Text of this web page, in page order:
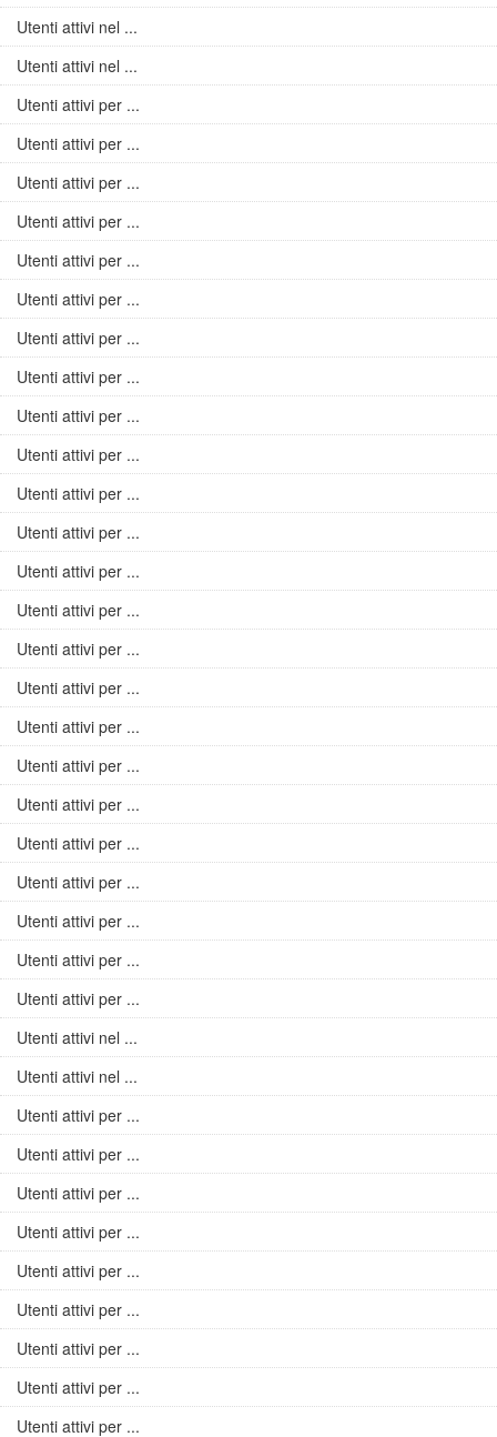
Utenti attivi nel ...
Utenti attivi nel ...
Utenti attivi per ...
Utenti attivi per ...
Utenti attivi per ...
Utenti attivi per ...
Utenti attivi per ...
Utenti attivi per ...
Utenti attivi per ...
Utenti attivi per ...
Utenti attivi per ...
Utenti attivi per ...
Utenti attivi per ...
Utenti attivi per ...
Utenti attivi per ...
Utenti attivi per ...
Utenti attivi per ...
Utenti attivi per ...
Utenti attivi per ...
Utenti attivi per ...
Utenti attivi per ...
Utenti attivi per ...
Utenti attivi per ...
Utenti attivi per ...
Utenti attivi per ...
Utenti attivi per ...
Utenti attivi nel ...
Utenti attivi nel ...
Utenti attivi per ...
Utenti attivi per ...
Utenti attivi per ...
Utenti attivi per ...
Utenti attivi per ...
Utenti attivi per ...
Utenti attivi per ...
Utenti attivi per ...
Utenti attivi per ...